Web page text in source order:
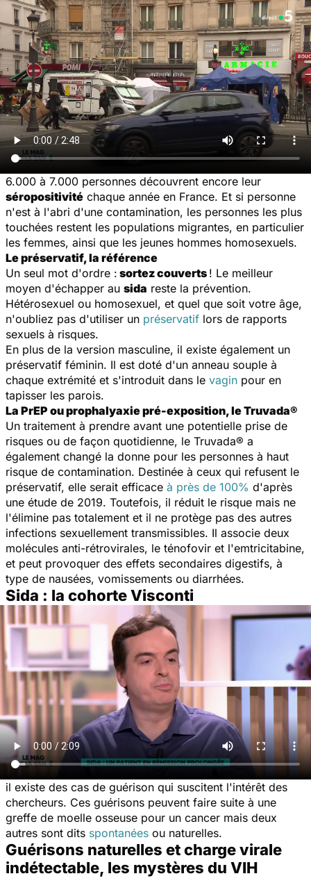
6.000 à 7.000 personnes découvrent encore leur
séropositivité chaque année en France. Et si personne
n'est à l'abri d'une contamination, les personnes les plus
touchées restent les populations migrantes, en particulier
les femmes, ainsi que les jeunes hommes homosexuels.
Le préservatif, la référence
Un seul mot d'ordre : sortez couverts ! Le meilleur
moyen d'échapper au sida reste la prévention.
Hétérosexuel ou homosexuel, et quel que soit votre âge,
n'oubliez pas d'utiliser un préservatif lors de rapports
sexuels à risques.
En plus de la version masculine, il existe également un
préservatif féminin. Il est doté d'un anneau souple à
chaque extrémité et s'introduit dans le vagin pour en
tapisser les parois.
La PrEP ou prophalyaxie pré-exposition, le Truvada®
Un traitement à prendre avant une potentielle prise de
risques ou de façon quotidienne, le Truvada® a
également changé la donne pour les personnes à haut
risque de contamination. Destinée à ceux qui refusent le
préservatif, elle serait efficace à près de 100% d'après
une étude de 2019. Toutefois, il réduit le risque mais ne
l'élimine pas totalement et il ne protège pas des autres
infections sexuellement transmissibles. Il associe deux
molécules anti-rétrovirales, le ténofovir et l'emtricitabine,
et peut provoquer des effets secondaires digestifs, à
type de nausées, vomissements ou diarrhées.
Sida : la cohorte Visconti
il existe des cas de guérison qui suscitent l'intérêt des
chercheurs. Ces guérisons peuvent faire suite à une
greffe de moelle osseuse pour un cancer mais deux
autres sont dits spontanées ou naturelles.
Guérisons naturelles et charge virale
indétectable, les mystères du VIH